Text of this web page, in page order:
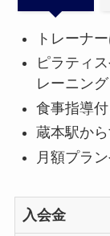
トレーナ
ピラティ
レーニング
食事指導
蔵本駅か
月額プラ
入会金